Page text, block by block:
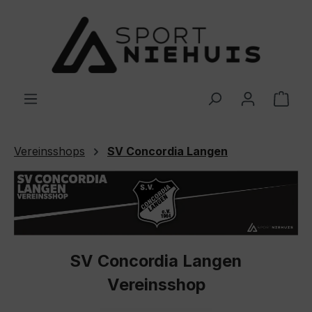
Zum Hauptinhalt springen
Vereinsshops SV Concordia Langen
SV Concordia Langen
Vereinsshop